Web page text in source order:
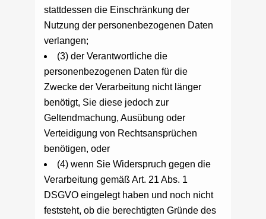
stattdessen die Einschränkung der
Nutzung der personenbezogenen Daten
verlangen;
(3) der Verantwortliche die
personenbezogenen Daten für die
Zwecke der Verarbeitung nicht länger
benötigt, Sie diese jedoch zur
Geltendmachung, Ausübung oder
Verteidigung von Rechtsansprüchen
benötigen, oder
(4) wenn Sie Widerspruch gegen die
Verarbeitung gemäß Art. 21 Abs. 1
DSGVO eingelegt haben und noch nicht
feststeht, ob die berechtigten Gründe des